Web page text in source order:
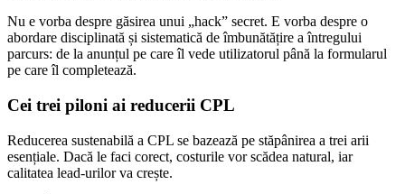
Nu e vorba despre găsirea unui „hack” secret. E vorba despre o
abordare disciplinată și sistematică de îmbunătățire a întregului
parcurs: de la anunțul pe care îl vede utilizatorul până la formularul
pe care îl completează.
Cei trei piloni ai reducerii CPL
Reducerea sustenabilă a CPL se bazează pe stăpânirea a trei arii
esențiale. Dacă le faci corect, costurile vor scădea natural, iar
calitatea lead-urilor va crește.